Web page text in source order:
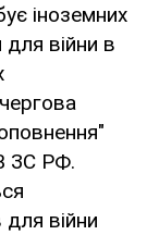
іноземних
для війни в
ЗС РФ.
для війни